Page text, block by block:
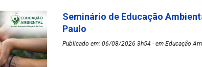
Seminário de Educação
Paulo
Publicado em: 06/08/2026 3h54 - em Educação